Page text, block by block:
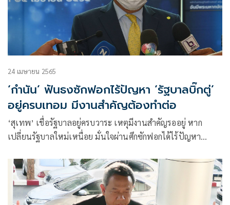
24 เมษายน 2565
‘กำนัน’ ฟันธงซักฟอกไร้ปัญหา ‘รัฐบาลบิ๊กตู่’
อยู่ครบเทอม มีงานสำคัญต้องทำต่อ
‘สุเทพ’ เชื่อรัฐบาลอยู่ครบวาระ เหตุมีงานสำคัญรออยู่ หาก
เปลี่ยนรัฐบาลใหม่เหนื่อย มั่นใจผ่านศึกซักฟอกได้ไร้ปัญหา